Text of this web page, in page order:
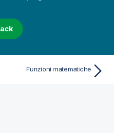
Funzioni matematiche